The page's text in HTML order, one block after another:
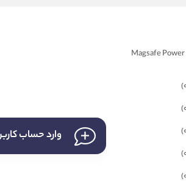
)
)
)
)
)
وارد حساب